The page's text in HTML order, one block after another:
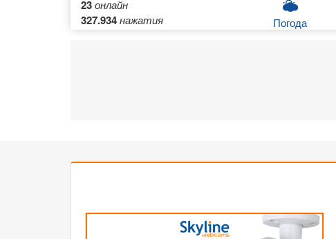
23онлайн
327.934нажатия Погода